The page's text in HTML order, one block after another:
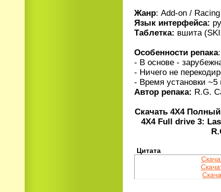
Жанр: Add-on /
Язык интерфейса:
Таблетка: вшита
Особенности репака:
- В основе -
- Ничего не
- Время установки ~5
Автор репака: R.G.
Скачать 4X4
4X4 Full drive 3:
Цитата